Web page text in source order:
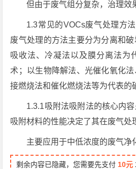
但由于废气组分复杂，治理效
1.3常见的VOCs废气处理方
废气处理的方法主要分为分离和破
吸收法、冷凝法以及膜分离法为
术；以生物降解法、光催化氧化
接燃烧法和催化燃烧法等为代表的
1.3.1吸附法吸附法的核心内容
吸附材料的性能决定了其在废气处
主要应用于中低浓度的废气净
剩余内容已隐藏，您需要先支付 10元